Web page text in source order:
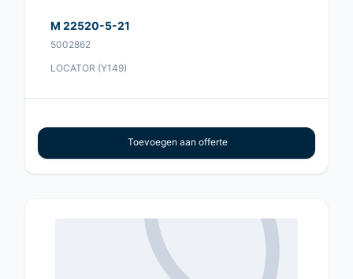
M 22520-5-21
5002862
LOCATOR (Y149)
Toevoegen aan offerte